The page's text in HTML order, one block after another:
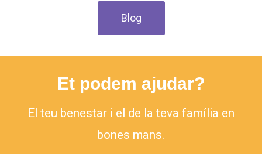
Blog
Et podem ajudar?
El teu benestar i el de la teva família en
bones mans.